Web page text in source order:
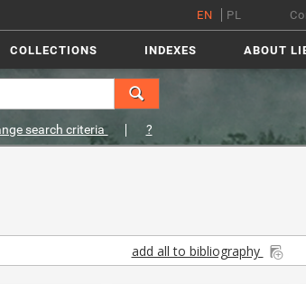
EN PL
COLLECTIONS INDEXES ABOUT
search criteria ?
add all to bibliography